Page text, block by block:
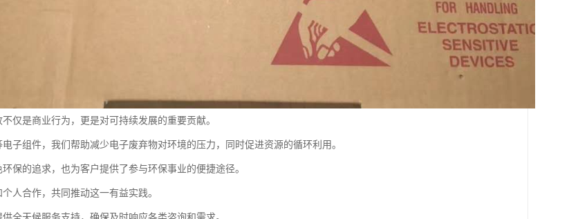
仅是商业行为，更是对可持续发展的重要贡献。
子组件，我们帮助减少电子废弃物对环境的压力，同时促进资源的循环利用。
保的追求，也为客户提供了参与环保事业的便捷途径。
人合作，共同推动这一有益实践。